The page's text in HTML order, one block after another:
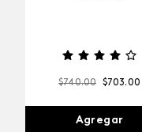
$740.00 $703.00
Agregar